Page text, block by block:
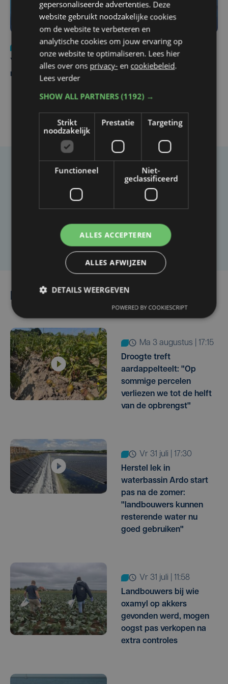
do 6 augustus | 21:30
Yaro (19), slachtoffer van vechtpartij, is na
maandenlange coma overleden
Taalfout opgemerkt?
Heb je een taal- of schrijffout opgemerkt in dit
Laat het ons weten
Lees ook
ma 3 augustus | 17:15
Droogte treft
aardappelteelt: "Op
sommige percelen
verliezen we tot de helft
van de opbrengst"
vr 31 juli | 17:30
Herstel lek in
waterbassin Ardo start
pas na de zomer:
"landbouwers kunnen
resterende water nu
goed gebruiken"
vr 31 juli | 11:58
Landbouwers bij wie
oxamyl op akkers
gevonden werd, mogen
oogst pas verkopen na
extra controles
gepersonaliseerde advertenties. Deze
website gebruikt noodzakelijke cookies
om de website te verbeteren en
analytische cookies om jouw ervaring op
onze website te optimaliseren. Lees hier
alles over ons privacy- en cookiebeleid.
Lees verder
SHOW ALL PARTNERS(1192) →
Strikt
noodzakelijk
Prestatie Targeting
Functioneel
Niet-
geclassificeerd
ALLES ACCEPTEREN
ALLES AFWIJZEN
DETAILS WEERGEVEN
POWERED BY COOKIESCRIPT